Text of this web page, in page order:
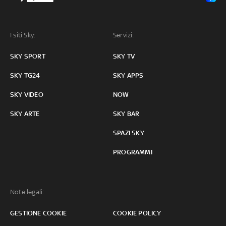
I siti Sky:
SKY SPORT
SKY TG24
SKY VIDEO
SKY ARTE
Servizi:
SKY TV
SKY APPS
NOW
SKY BAR
SPAZI SKY
PROGRAMMI
Note legali:
GESTIONE COOKIE COOKIE POLICY